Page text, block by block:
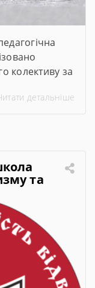
колективу за
року,детальніше
та